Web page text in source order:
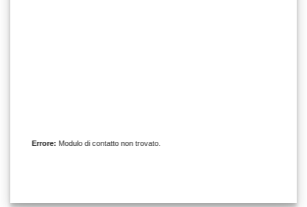
Errore: Modulo di contatto non trovato.